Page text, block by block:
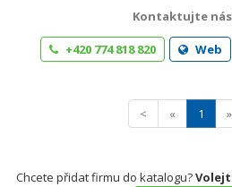
Kontaktujte
+420 774 818 820 Web
< « 1 »
Chcete přidat firmu do katalogu?